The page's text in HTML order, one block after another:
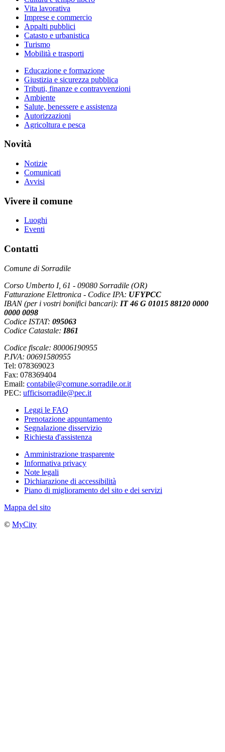
Vita lavorativa
Imprese e commercio
Appalti pubblici
Catasto e urbanistica
Turismo
Mobilità e trasporti
Educazione e formazione
Giustizia e sicurezza pubblica
Tributi, finanze e contravvenzioni
Ambiente
Salute, benessere e assistenza
Autorizzazioni
Agricoltura e pesca
Novità
Notizie
Comunicati
Avvisi
Vivere il comune
Luoghi
Eventi
Contatti
Comune di Sorradile
Corso Umberto I, 61 - 09080 Sorradile (OR)
Fatturazione Elettronica - Codice IPA: UFYPCC
IBAN (per i vostri bonifici bancari): IT 46 G 01015 88120 0000
0000 0098
Codice ISTAT: 095063
Codice Catastale: I861
Codice fiscale: 80006190955
P.IVA: 00691580955
Tel: 078369023
Fax: 078369404
Email: contabile@comune.sorradile.or.it
PEC: ufficisorradile@pec.it
Leggi le FAQ
Prenotazione appuntamento
Segnalazione disservizio
Richiesta d'assistenza
Amministrazione trasparente
Informativa privacy
Note legali
Dichiarazione di accessibilità
Piano di miglioramento del sito e dei servizi
Mappa del sito
© MyCity